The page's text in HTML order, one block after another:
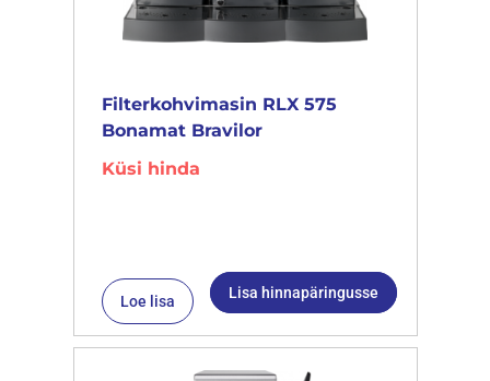
Filterkohvimasin RLX 575
Bonamat Bravilor
Küsi hinda
Loe lisa Lisa hinnapäringusse